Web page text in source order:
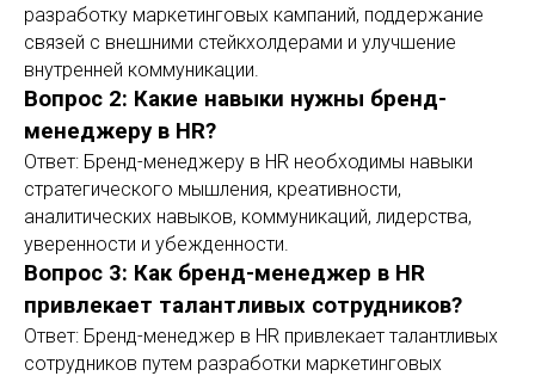
разработку маркетинговых кампаний, поддержание
связей с внешними стейкхолдерами и улучшение
внутренней коммуникации.
Вопрос 2: Какие навыки нужны бренд-
менеджеру в HR?
Ответ: Бренд-менеджеру в HR необходимы навыки
стратегического мышления, креативности,
аналитических навыков, коммуникаций, лидерства,
уверенности и убежденности.
Вопрос 3: Как бренд-менеджер в HR
привлекает талантливых сотрудников?
Ответ: Бренд-менеджер в HR привлекает талантливых
сотрудников путем разработки маркетинговых